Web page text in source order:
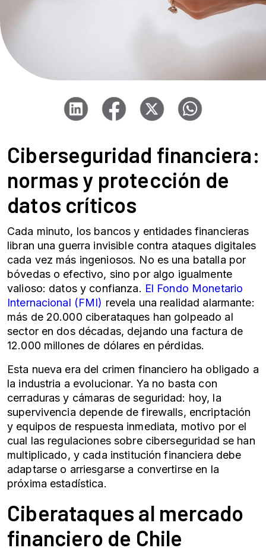
Ciberseguridad financiera:
normas y protección de
datos críticos
Cada minuto, los bancos y entidades financieras
libran una guerra invisible contra ataques digitales
cada vez más ingeniosos. No es una batalla por
bóvedas o efectivo, sino por algo igualmente
valioso: datos y confianza. El Fondo Monetario
Internacional (FMI) revela una realidad alarmante:
más de 20.000 ciberataques han golpeado al
sector en dos décadas, dejando una factura de
12.000 millones de dólares en pérdidas.
Esta nueva era del crimen financiero ha obligado a
la industria a evolucionar. Ya no basta con
cerraduras y cámaras de seguridad: hoy, la
supervivencia depende de firewalls, encriptación
y equipos de respuesta inmediata, motivo por el
cual las regulaciones sobre ciberseguridad se han
multiplicado, y cada institución financiera debe
adaptarse o arriesgarse a convertirse en la
próxima estadística.
Ciberataques al mercado
financiero de Chile